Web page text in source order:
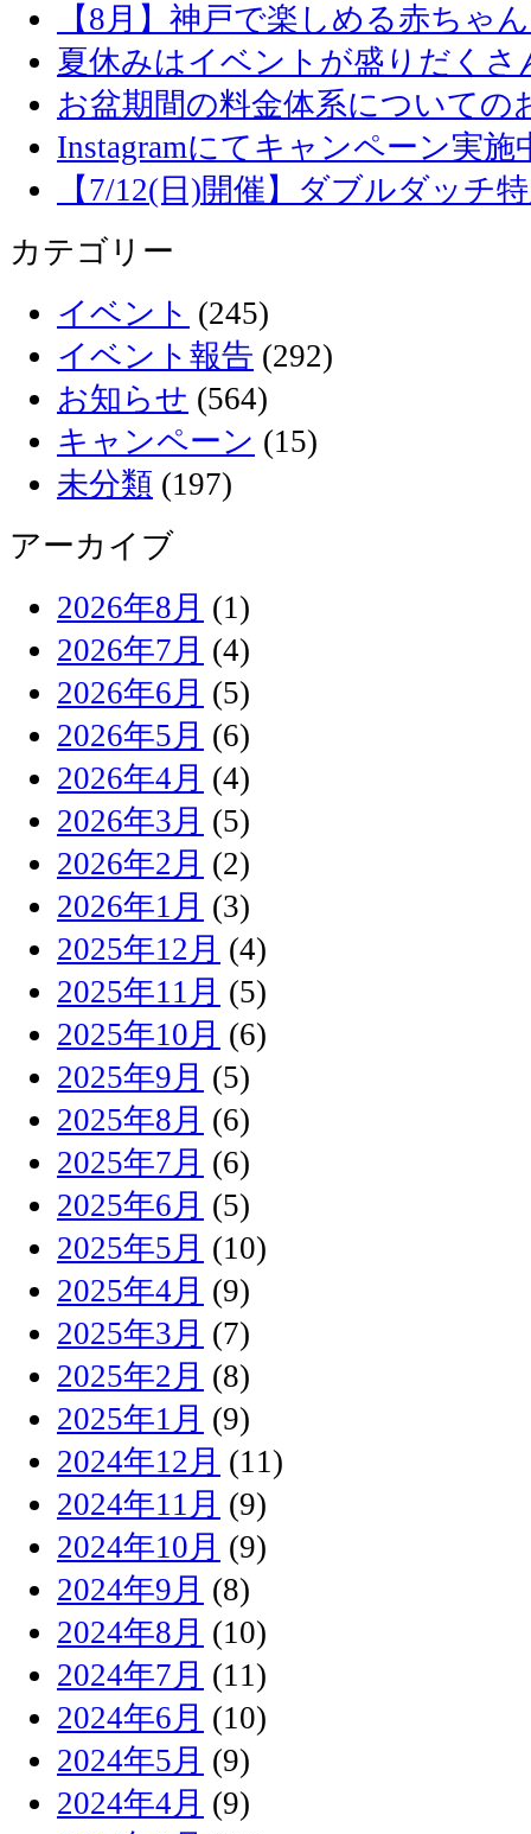
【8月】神戸で楽しめる赤ちゃ
夏休みはイベントが盛りだくさ
お盆期間の料金体系についての
Instagramにてキャンペーン実施
【7/12(日)開催】ダブルダッチ
カテゴリー
イベント (245)
イベント報告 (292)
お知らせ (564)
キャンペーン (15)
未分類 (197)
アーカイブ
2026年8月 (1)
2026年7月 (4)
2026年6月 (5)
2026年5月 (6)
2026年4月 (4)
2026年3月 (5)
2026年2月 (2)
2026年1月 (3)
2025年12月 (4)
2025年11月 (5)
2025年10月 (6)
2025年9月 (5)
2025年8月 (6)
2025年7月 (6)
2025年6月 (5)
2025年5月 (10)
2025年4月 (9)
2025年3月 (7)
2025年2月 (8)
2025年1月 (9)
2024年12月 (11)
2024年11月 (9)
2024年10月 (9)
2024年9月 (8)
2024年8月 (10)
2024年7月 (11)
2024年6月 (10)
2024年5月 (9)
2024年4月 (9)